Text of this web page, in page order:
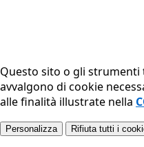
Questo sito o gli
avvalgono di cookie
alle finalità illustrate nella
Personalizza Rifiuta tutti i